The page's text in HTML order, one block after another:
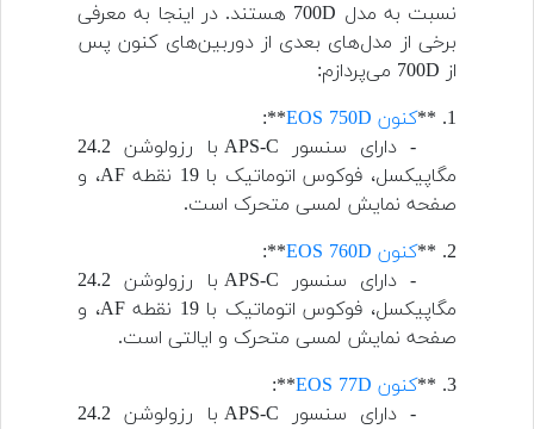
نسبت به مدل 700D هستند. در اینجا به معرفی
برخی از مدل‌های بعدی از دوربین‌های کنون پس
از 700D می‌پردازم:
1. **
کنون EOS 750D
**:
- دارای سنسور APS-C با رزولوشن 24.2
مگاپیکسل، فوکوس اتوماتیک با 19 نقطه AF، و
صفحه نمایش لمسی متحرک است.
2. **
کنون EOS 760D
**:
- دارای سنسور APS-C با رزولوشن 24.2
مگاپیکسل، فوکوس اتوماتیک با 19 نقطه AF، و
صفحه نمایش لمسی متحرک و ایالتی است.
3. **
کنون EOS 77D
**:
- دارای سنسور APS-C با رزولوشن 24.2